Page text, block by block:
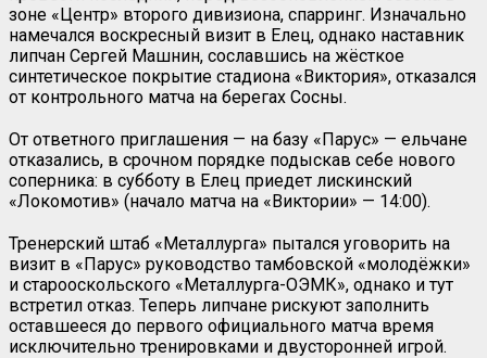
зоне «Центр» второго дивизиона, спарринг. Изначально
намечался воскресный визит в Елец, однако наставник
липчан Сергей Машнин, сославшись на жёсткое
синтетическое покрытие стадиона «Виктория», отказался
от контрольного матча на берегах Сосны.
От ответного приглашения — на базу «Парус» — ельчане
отказались, в срочном порядке подыскав себе нового
соперника: в субботу в Елец приедет лискинский
«Локомотив» (начало матча на «Виктории» — 14:00).
Тренерский штаб «Металлурга» пытался уговорить на
визит в «Парус» руководство тамбовской «молодёжки»
и старооскольского «Металлурга-ОЭМК», однако и тут
встретил отказ. Теперь липчане рискуют заполнить
оставшееся до первого официального матча время
исключительно тренировками и двусторонней игрой.